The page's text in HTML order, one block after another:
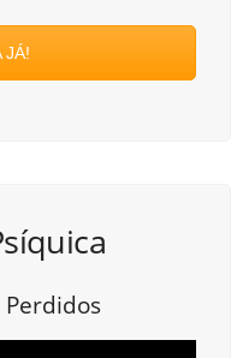
JÁ!
Perdidos